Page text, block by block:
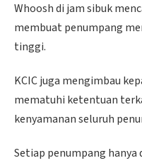
Whoosh di jam sibuk
membuat penumpang
tinggi.
KCIC juga mengimbau
mematuhi ketentuan
kenyamanan seluruh
Setiap penumpang hanya